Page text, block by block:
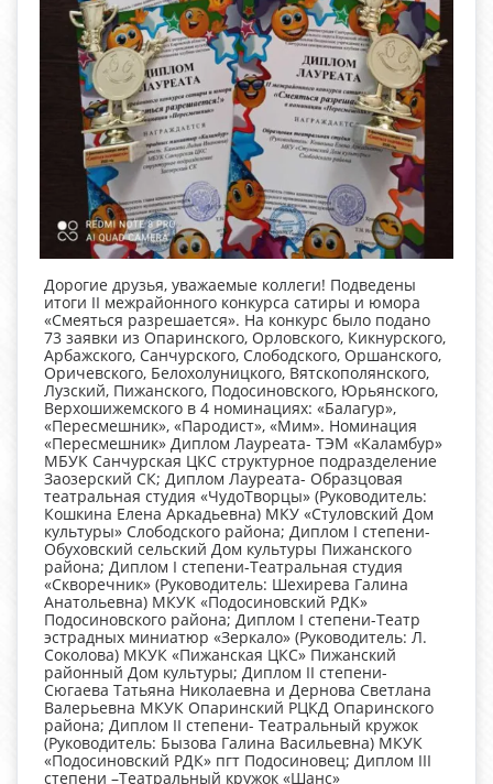
Дорогие друзья, уважаемые коллеги! Подведены
итоги II межрайонного конкурса сатиры и юмора
«Смеяться разрешается». На конкурс было подано
73 заявки из Опаринского, Орловского, Кикнурского,
Арбажского, Санчурского, Слободского, Оршанского,
Оричевского, Белохолуницкого, Вятскополянского,
Лузский, Пижанского, Подосиновского, Юрьянского,
Верхошижемского в 4 номинациях: «Балагур»,
«Пересмешник», «Пародист», «Мим». Номинация
«Пересмешник» Диплом Лауреата- ТЭМ «Каламбур»
МБУК Санчурская ЦКС структурное подразделение
Заозерский СК; Диплом Лауреата- Образцовая
театральная студия «ЧудоТворцы» (Руководитель:
Кошкина Елена Аркадьевна) МКУ «Стуловский Дом
культуры» Слободского района; Диплом I степени-
Обуховский сельский Дом культуры Пижанского
района; Диплом I степени-Театральная студия
«Скворечник» (Руководитель: Шехирева Галина
Анатольевна) МКУК «Подосиновский РДК»
Подосиновского района; Диплом I степени-Театр
эстрадных миниатюр «Зеркало» (Руководитель: Л.
Соколова) МКУК «Пижанская ЦКС» Пижанский
районный Дом культуры; Диплом II степени-
Сюгаева Татьяна Николаевна и Дернова Светлана
Валерьевна МКУК Опаринский РЦКД Опаринского
района; Диплом II степени- Театральный кружок
(Руководитель: Бызова Галина Васильевна) МКУК
«Подосиновский РДК» пгт Подосиновец; Диплом III
степени –Театральный кружок «Шанс»